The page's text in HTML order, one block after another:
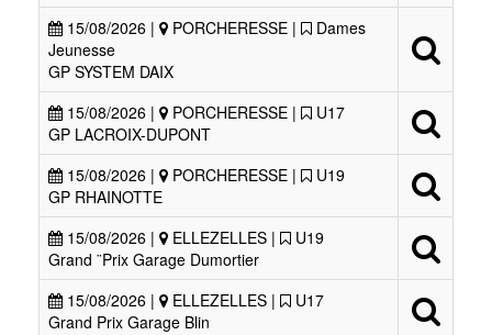
15/08/2026 |
PORCHERESSE |
Dames
Jeunesse
GP SYSTEM DAIX
15/08/2026 |
PORCHERESSE |
U17
GP LACROIX-DUPONT
15/08/2026 |
PORCHERESSE |
U19
GP RHAINOTTE
15/08/2026 |
ELLEZELLES |
U19
Grand ¨Prix Garage Dumortier
15/08/2026 |
ELLEZELLES |
U17
Grand Prix Garage Blin